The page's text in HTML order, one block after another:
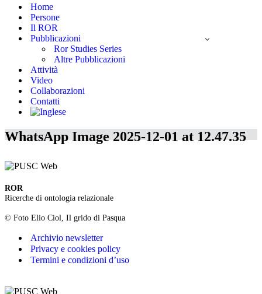
Home
Persone
Il ROR
Pubblicazioni
Ror Studies Series
Altre Pubblicazioni
Attività
Video
Collaborazioni
Contatti
WhatsApp Image 2025-12-01 at 12.47.35
ROR
Ricerche di ontologia relazionale
© Foto Elio Ciol, Il grido di Pasqua
Archivio newsletter
Privacy e cookies policy
Termini e condizioni d’uso